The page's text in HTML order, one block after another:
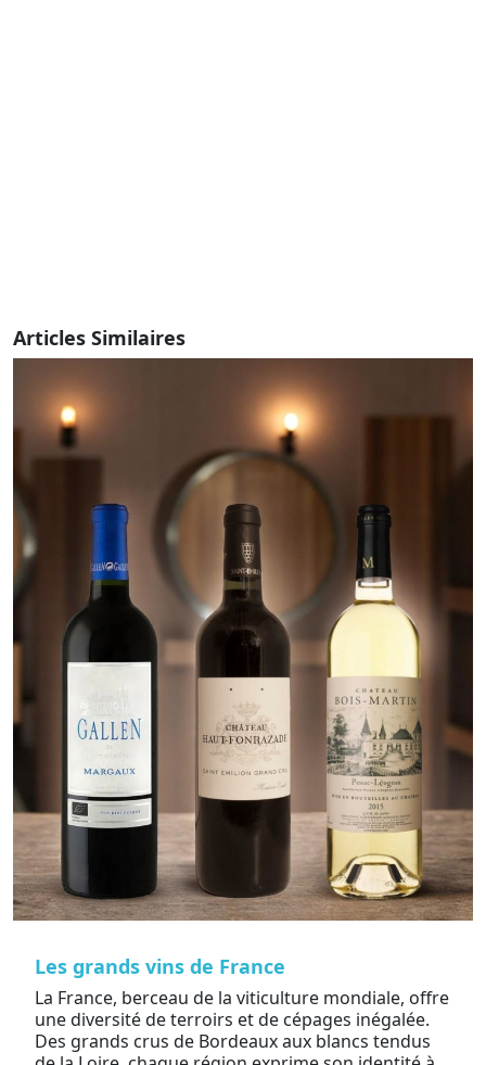
Articles Similaires
Les grands vins de France
La France, berceau de la viticulture mondiale, offre
une diversité de terroirs et de cépages inégalée.
Des grands crus de Bordeaux aux blancs tendus